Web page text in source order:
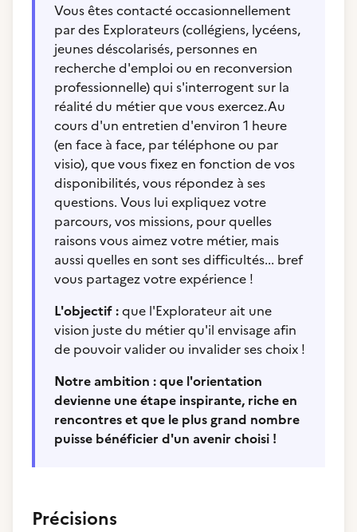
Vous êtes contacté occasionnellement
par des Explorateurs (collégiens, lycéens,
jeunes déscolarisés, personnes en
recherche d'emploi ou en reconversion
professionnelle) qui s'interrogent sur la
réalité du métier que vous exercez.Au
cours d'un entretien d'environ 1 heure
(en face à face, par téléphone ou par
visio), que vous fixez en fonction de vos
disponibilités, vous répondez à ses
questions. Vous lui expliquez votre
parcours, vos missions, pour quelles
raisons vous aimez votre métier, mais
aussi quelles en sont ses difficultés... bref
vous partagez votre expérience !
L'objectif :que l'Explorateur ait une
vision juste du métier qu'il envisage afin
de pouvoir valider ou invalider ses choix !
Notre ambition : que l'orientation
devienne une étape inspirante, riche en
rencontres et que le plus grand nombre
puisse bénéficier d'un avenir choisi !
Précisions